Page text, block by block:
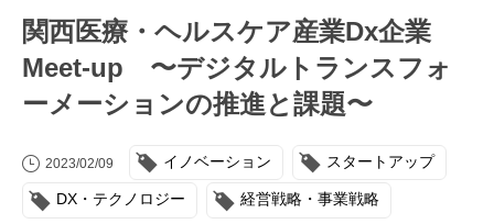
トピックス＆インフォメーション
お役立ち情報
インタビュー・レポート
連載・コラム
関西医療・ヘルスケア産業Dx企業
Meet-up 〜デジタルトランスフォ
ーメーションの推進と課題〜
2023/02/09 イノベーション スタートアップ
DX・テクノロジー 経営戦略・事業戦略